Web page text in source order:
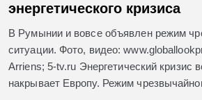
энергетического кризиса
В Румынии и вовсе объявлен режим
ситуации. Фото, видео:
Arriens; 5-tv.ru Энергетический кризис
накрывает Европу. Режим